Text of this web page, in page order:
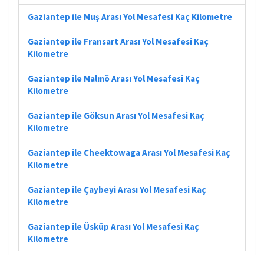
Gaziantep ile Muş Arası Yol Mesafesi Kaç Kilometre
Gaziantep ile Fransart Arası Yol Mesafesi Kaç
Kilometre
Gaziantep ile Malmö Arası Yol Mesafesi Kaç
Kilometre
Gaziantep ile Göksun Arası Yol Mesafesi Kaç
Kilometre
Gaziantep ile Cheektowaga Arası Yol Mesafesi Kaç
Kilometre
Gaziantep ile Çaybeyi Arası Yol Mesafesi Kaç
Kilometre
Gaziantep ile Üsküp Arası Yol Mesafesi Kaç
Kilometre